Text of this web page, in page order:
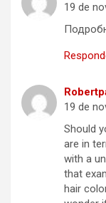
19 de
19 de
Should
are in
with a
that
hair